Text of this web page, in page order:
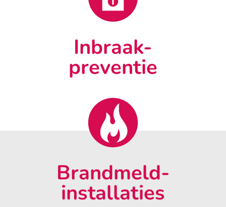
Inbraak-
preventie
Brandmeld-
installaties